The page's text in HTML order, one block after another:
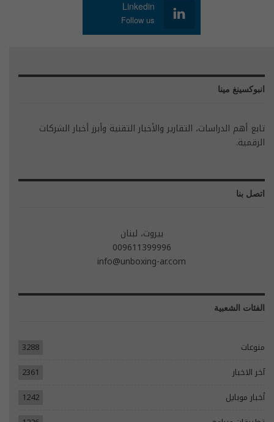
Linkedin
Follow us
انبوكسينغ مينا
تابع أهم الدراسات، التقارير والأخبار التقنية وأبرز أخبار الشركات
الرقمية.
اتصل بنا
بيروت، لبنان
009611399996
info@unboxing-ar.com
الفئات الشعبية
منوعات
3288
آخر الاخبار
2361
أخبار موبايل
1242